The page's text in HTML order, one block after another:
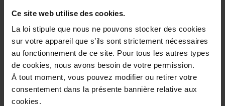
Ce site web utilise des cookies.
La loi stipule que nous ne pouvons stocker des cookies
sur votre appareil que s’ils sont strictement nécessaires
au fonctionnement de ce site. Pour tous les autres types
de cookies, nous avons besoin de votre permission.
À tout moment, vous pouvez modifier ou retirer votre
consentement dans la présente bannière relative aux
cookies.
Me verwittigen wanneer het weer beschikbaar
is.
Gratis levering bij aankoop van min. 55€
Gratis retour in je winkelpunt
Gratis verpakking